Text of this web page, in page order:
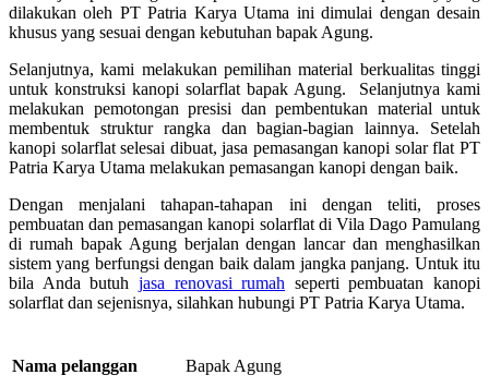
dilakukan oleh PT Patria Karya Utama ini dimulai dengan desain
khusus yang sesuai dengan kebutuhan bapak Agung.
Selanjutnya, kami melakukan pemilihan material berkualitas tinggi
untuk konstruksi kanopi solarflat bapak Agung. Selanjutnya kami
melakukan pemotongan presisi dan pembentukan material untuk
membentuk struktur rangka dan bagian-bagian lainnya. Setelah
kanopi solarflat selesai dibuat, jasa pemasangan kanopi solar flat PT
Patria Karya Utama melakukan pemasangan kanopi dengan baik.
Dengan menjalani tahapan-tahapan ini dengan teliti, proses
pembuatan dan pemasangan kanopi solarflat di Vila Dago Pamulang
di rumah bapak Agung berjalan dengan lancar dan menghasilkan
sistem yang berfungsi dengan baik dalam jangka panjang. Untuk itu
bila Anda butuh jasa renovasi rumah seperti pembuatan kanopi
solarflat dan sejenisnya, silahkan hubungi PT Patria Karya Utama.
Nama pelanggan Bapak Agung